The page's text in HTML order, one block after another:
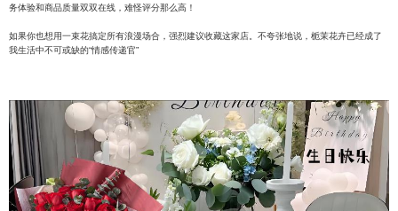
务体验和商品质量双双在线，难怪评分那么高！
如果你也想用一束花搞定所有浪漫场合，强烈建议收藏这家店。不夸张地说，栀茉花卉已经成了
我生活中不可或缺的“情感传递官”